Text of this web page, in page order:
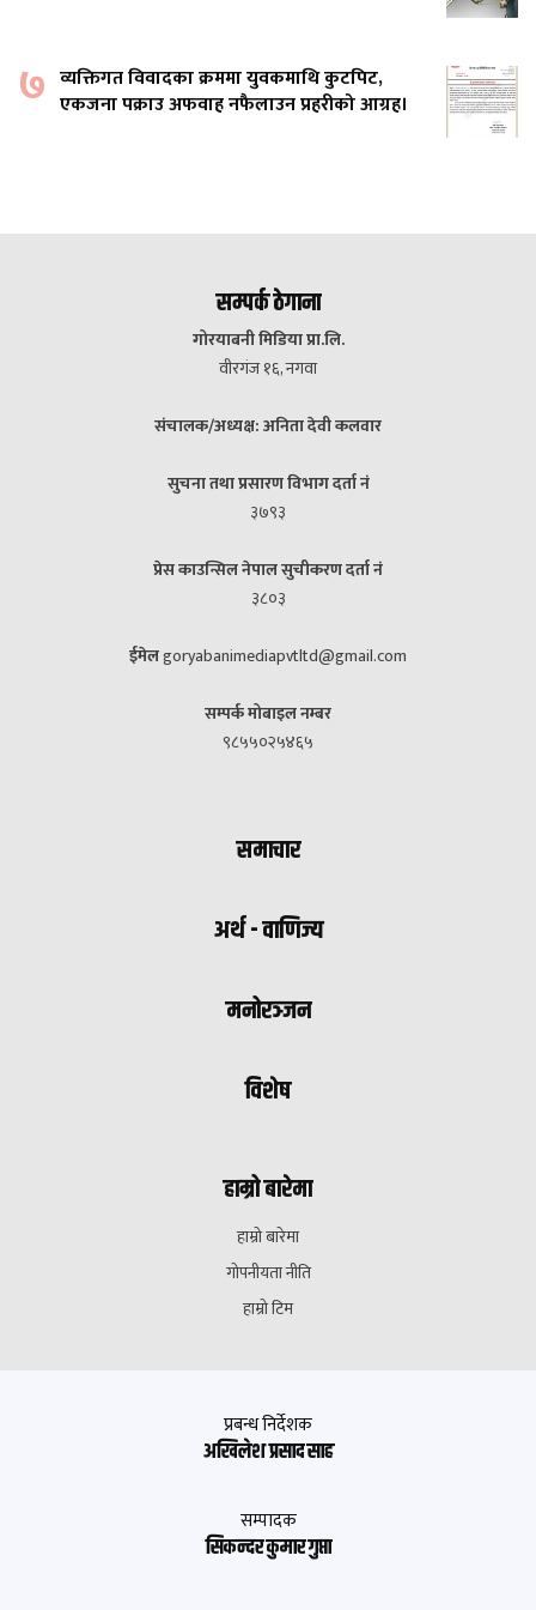
७ व्यक्तिगत विवादका क्रममा युवकमाथि कुटपिट,
एकजना पक्राउ अफवाह नफैलाउन प्रहरीको आग्रह।
सम्पर्क ठेगाना
गोरयाबनी मिडिया प्रा.लि.
वीरगंज १६, नगवा
संचालक/अध्यक्ष: अनिता देवी कलवार
सुचना तथा प्रसारण विभाग दर्ता नं
३७९३
प्रेस काउन्सिल नेपाल सुचीकरण दर्ता नं
३८०३
ईमेलgoryabanimediapvtltd@gmail.com
सम्पर्क मोबाइल नम्बर
९८५५०२५४६५
समाचार
अर्थ - वाणिज्य
मनोरञ्जन
विशेष
हाम्रो बारेमा
हाम्रो बारेमा
गोपनीयता नीति
हाम्रो टिम
प्रबन्ध निर्देशक
अखिलेश प्रसाद साह
सम्पादक
सिकन्दर कुमार गुप्ता